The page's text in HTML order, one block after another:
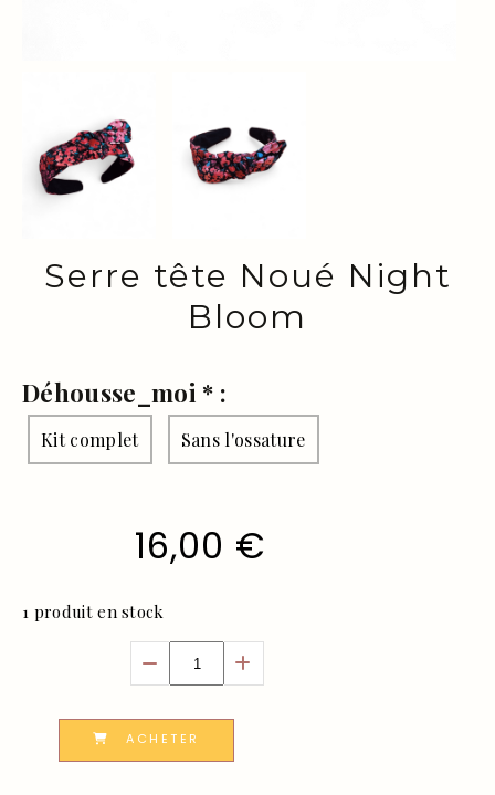
Serre tête Noué Night
Bloom
Déhousse_moi * :
Kit complet Sans l'ossature
16,00 €
1 produit en stock
ACHETER